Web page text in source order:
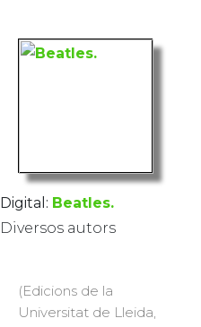
Digital: Beatles.
Diversos autors
(Edicions de la
Universitat de Lleida,